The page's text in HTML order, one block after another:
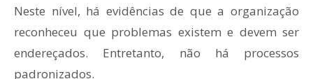
Neste nível, há evidências de que a organização
reconheceu que problemas existem e devem ser
endereçados. Entretanto, não há processos
padronizados.